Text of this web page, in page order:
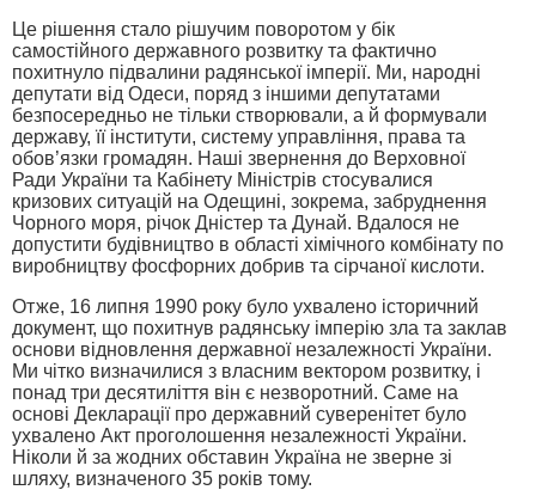
Це рішення стало рішучим поворотом у бік
самостійного державного розвитку та фактично
похитнуло підвалини радянської імперії. Ми, народні
депутати від Одеси, поряд з іншими депутатами
безпосередньо не тільки створювали, а й формували
державу, її інститути, систему управління, права та
обов’язки громадян. Наші звернення до Верховної
Ради України та Кабінету Міністрів стосувалися
кризових ситуацій на Одещині, зокрема, забруднення
Чорного моря, річок Дністер та Дунай. Вдалося не
допустити будівництво в області хімічного комбінату по
виробництву фосфорних добрив та сірчаної кислоти.
Отже, 16 липня 1990 року було ухвалено історичний
документ, що похитнув радянську імперію зла та заклав
основи відновлення державної незалежності України.
Ми чітко визначилися з власним вектором розвитку, і
понад три десятиліття він є незворотний. Саме на
основі Декларації про державний суверенітет було
ухвалено Акт проголошення незалежності України.
Ніколи й за жодних обставин Україна не зверне зі
шляху, визначеного 35 років тому.